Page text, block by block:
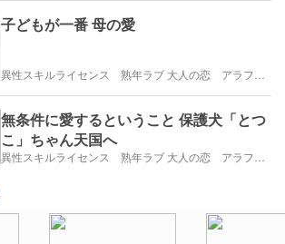
子どもが一番 母の愛
無条件に愛するということ 保護犬「とつ
こ」ちゃん天国へ